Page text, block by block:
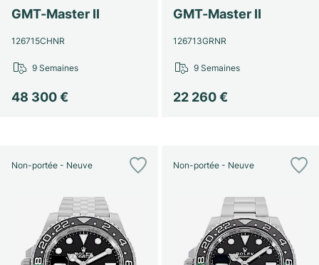
GMT-Master II
126715CHNR
48 300 €
9 Semaines
GMT-Master II
126713GRNR
22 260 €
9 Semaines
Non-portée - Neuve Non-portée - Neuve